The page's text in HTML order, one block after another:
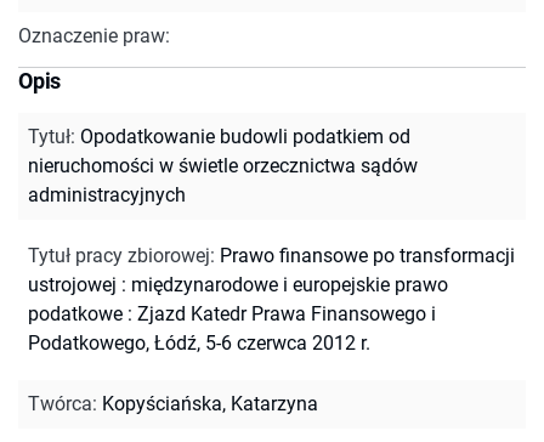
Oznaczenie praw:
Opis
Tytuł: Opodatkowanie budowli podatkiem od
nieruchomości w świetle orzecznictwa sądów
administracyjnych
Tytuł pracy zbiorowej: Prawo finansowe po transformacji
ustrojowej : międzynarodowe i europejskie prawo
podatkowe : Zjazd Katedr Prawa Finansowego i
Podatkowego, Łódź, 5-6 czerwca 2012 r.
Twórca: Kopyściańska, Katarzyna